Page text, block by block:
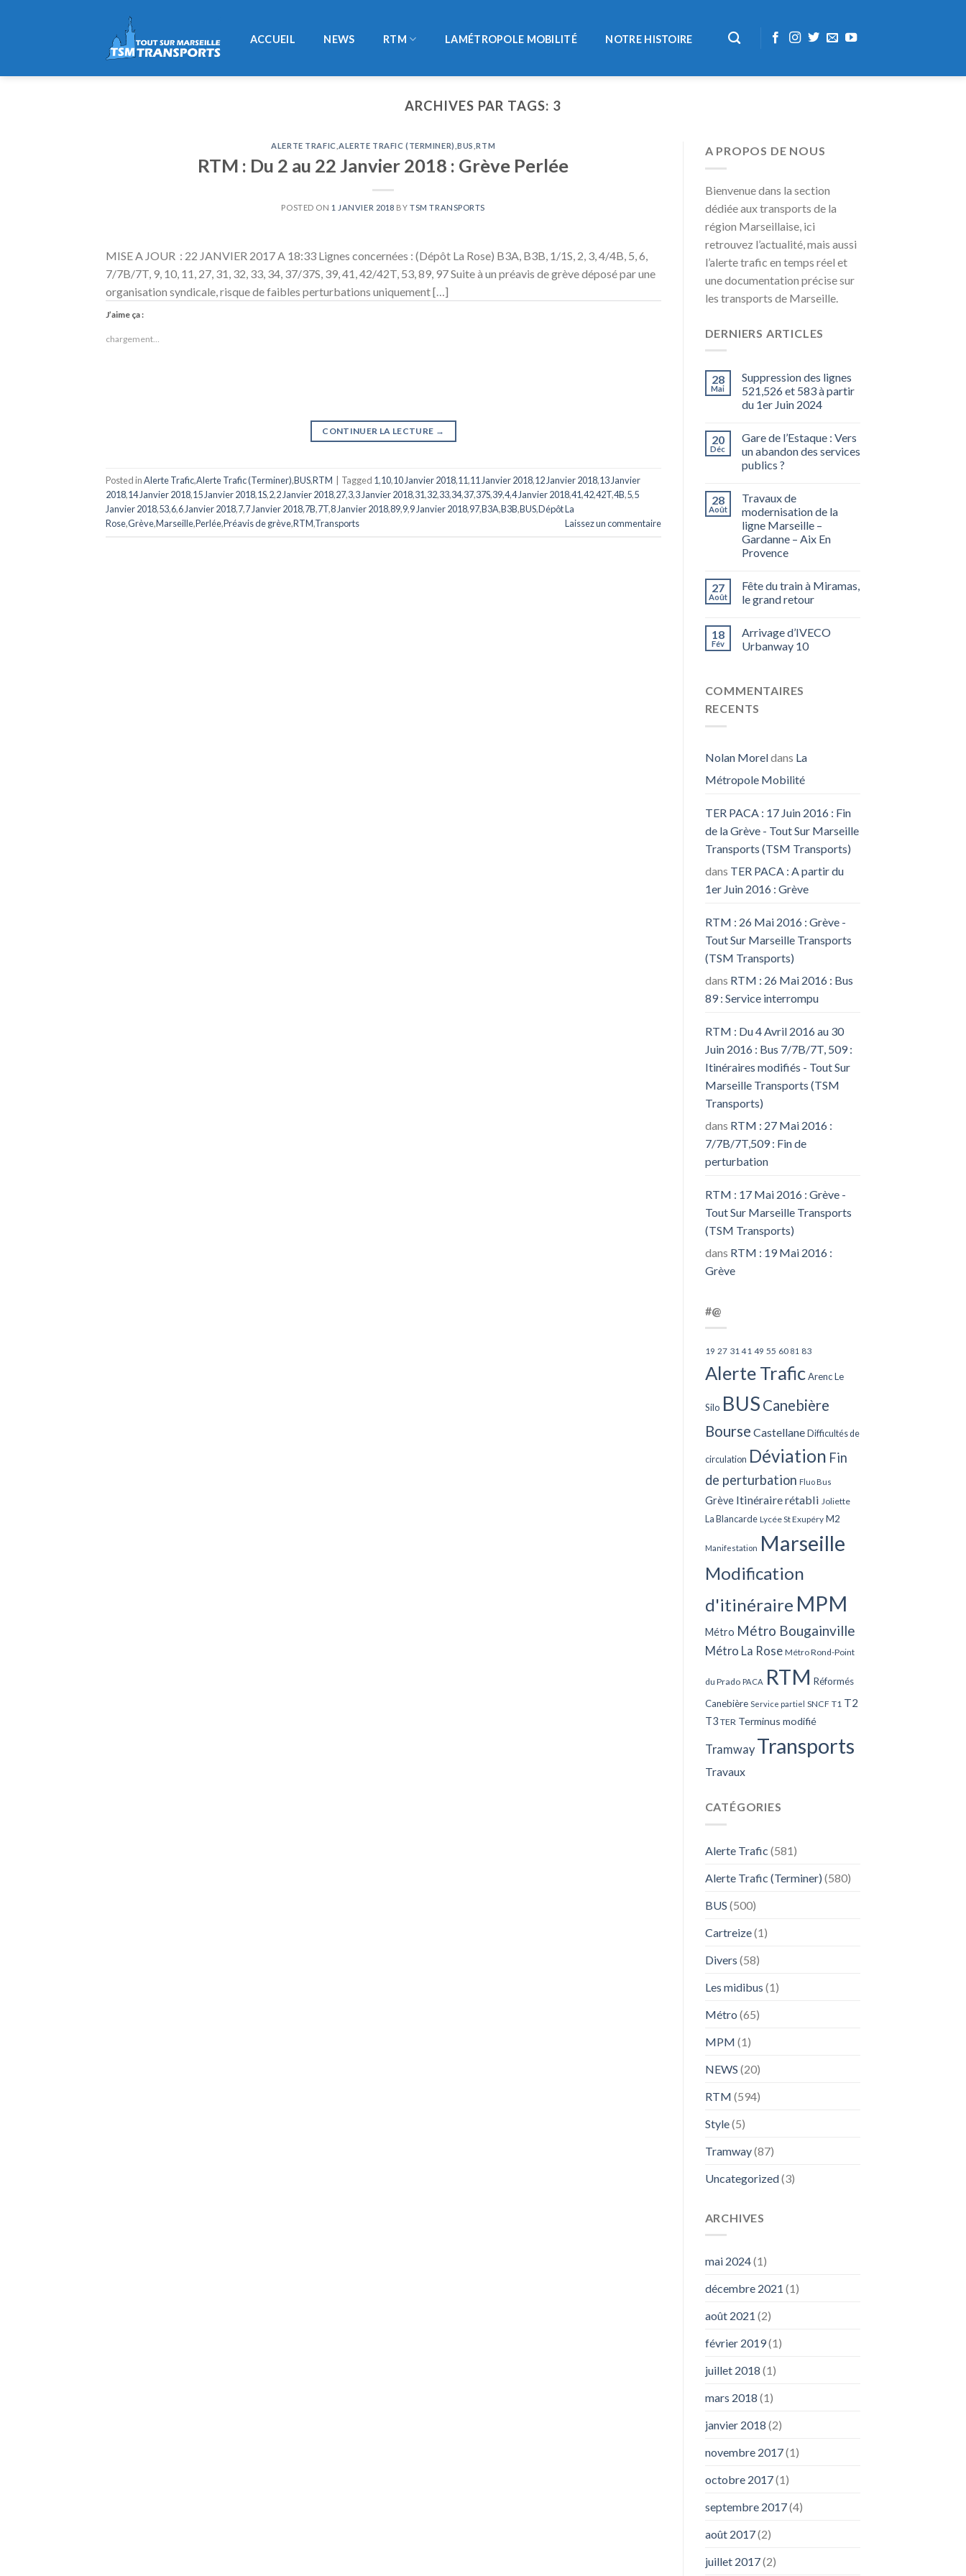
ACCUEIL NEWS RTM LAMÉTROPOLE MOBILITÉ NOTRE HISTOIRE
ARCHIVES PAR TAGS: 3
ALERTE TRAFIC ,ALERTE TRAFIC (TERMINER) ,BUS ,RTM
RTM : Du 2 au 22 Janvier 2018 : Grève Perlée
POSTED ON 1 JANVIER 2018 BYTSM TRANSPORTS
MISE A JOUR : 22 JANVIER 2017 A 18:33 Lignes concernées : (Dépôt La Rose) B3A, B3B, 1/1S, 2, 3, 4/4B, 5, 6,
7/7B/7T, 9, 10, 11, 27, 31, 32, 33, 34, 37/37S, 39, 41, 42/42T, 53, 89, 97 Suite à un préavis de grève déposé par une
organisation syndicale, risque de faibles perturbations uniquement […]
J’aime ça :
chargement…
CONTINUER LA LECTURE →
Posted inAlerte Trafic,Alerte Trafic (Terminer),BUS,RTM Tagged 1,10,10 Janvier 2018,11,11 Janvier 2018,12 Janvier 2018,13 Janvier
2018,14 Janvier 2018,15 Janvier 2018,1S,2,2 Janvier 2018,27,3,3 Janvier 2018,31,32,33,34,37,37S,39,4,4 Janvier 2018,41,42,42T,4B,5,5
Janvier 2018,53,6,6 Janvier 2018,7,7 Janvier 2018,7B,7T,8 Janvier 2018,89,9,9 Janvier 2018,97,B3A,B3B,BUS,Dépôt La
Rose,Grève,Marseille,Perlée,Préavis de grève,RTM,Transports Laissez un commentaire
A PROPOS DE NOUS
Bienvenue dans la section
dédiée aux transports de la
région Marseillaise, ici
retrouvez l’actualité, mais aussi
l’alerte trafic en temps réel et
une documentation précise sur
les transports de Marseille.
DERNIERS ARTICLES
28
Mai
Suppression des lignes
521,526 et 583 à partir
du 1er Juin 2024
20
Déc
Gare de l’Estaque : Vers
un abandon des services
publics ?
28
Août
Travaux de
modernisation de la
ligne Marseille –
Gardanne – Aix En
Provence
27
Août
Fête du train à Miramas,
le grand retour
18
Fév
Arrivage d’IVECO
Urbanway 10
COMMENTAIRES
RECENTS
Nolan Moreldans La
Métropole Mobilité
TER PACA : 17 Juin 2016 : Fin
de la Grève - Tout Sur Marseille
Transports (TSM Transports)
dans TER PACA : A partir du
1er Juin 2016 : Grève
RTM : 26 Mai 2016 : Grève -
Tout Sur Marseille Transports
(TSM Transports)
dans RTM : 26 Mai 2016 : Bus
89 : Service interrompu
RTM : Du 4 Avril 2016 au 30
Juin 2016 : Bus 7/7B/7T, 509 :
Itinéraires modifiés - Tout Sur
Marseille Transports (TSM
Transports)
dans RTM : 27 Mai 2016 :
7/7B/7T,509 : Fin de
perturbation
RTM : 17 Mai 2016 : Grève -
Tout Sur Marseille Transports
(TSM Transports)
dans RTM : 19 Mai 2016 :
Grève
#@
19 27 31 41 49 55 60 81 83
Alerte Trafic Arenc Le
Silo BUS Canebière
Bourse Castellane Difficultés de
circulation Déviation Fin
de perturbation Fluo Bus
Grève Itinéraire rétabli Joliette
La Blancarde Lycée St Exupéry M2
Manifestation Marseille
Modification
d'itinéraire MPM
Métro Métro Bougainville
Métro La Rose Métro Rond-Point
du Prado PACA RTM Réformés
Canebière Service partiel SNCF T1 T2
T3 TER Terminus modifié
Tramway Transports
Travaux
CATÉGORIES
Alerte Trafic (581)
Alerte Trafic (Terminer) (580)
BUS (500)
Cartreize(1)
Divers (58)
Les midibus (1)
Métro (65)
MPM (1)
NEWS (20)
RTM (594)
Style(5)
Tramway(87)
Uncategorized(3)
ARCHIVES
mai 2024(1)
décembre 2021 (1)
août 2021 (2)
février 2019(1)
juillet 2018 (1)
mars 2018 (1)
janvier 2018 (2)
novembre 2017(1)
octobre 2017(1)
septembre 2017(4)
août 2017(2)
juillet 2017(2)